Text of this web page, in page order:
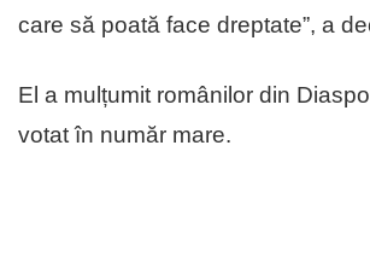
care să poată face dreptate”, a
El a mulțumit românilor din
votat în număr mare.